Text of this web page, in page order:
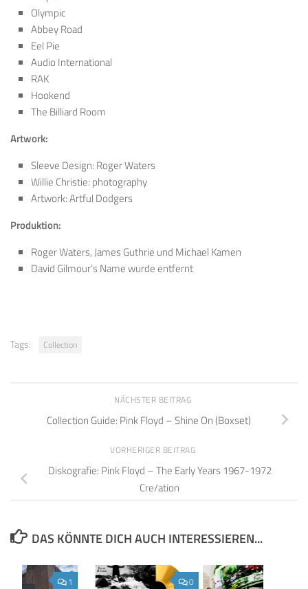
Olympic
Abbey Road
Eel Pie
Audio International
RAK
Hookend
The Billiard Room
Artwork:
Sleeve Design: Roger Waters
Willie Christie: photography
Artwork: Artful Dodgers
Produktion:
Roger Waters, James Guthrie und Michael Kamen
David Gilmour’s Name wurde entfernt
Tags: Collection
NÄCHSTER BEITRAG
Collection Guide: Pink Floyd – Shine On (Boxset)
VORHERIGER BEITRAG
Diskografie: Pink Floyd – The Early Years 1967-1972
Cre/ation
DAS KÖNNTE DICH AUCH INTERESSIEREN...
0
1